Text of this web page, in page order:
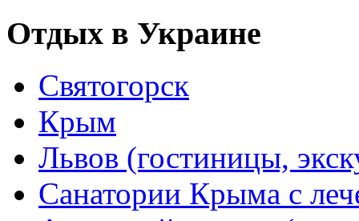
Отдых в Украине
Святогорск
Крым
Львов (гостиницы,
Санатории Крыма с